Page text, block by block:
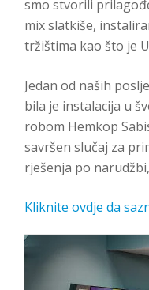
smo stvorili
mix slatkiše,
tržištima kao što je
Jedan od naših
bila je instalacija u
robom Hemköp
savršen slučaj za
rješenja po
Kliknite ovdje da